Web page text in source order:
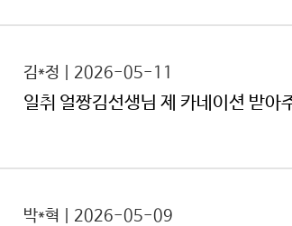
김*정 | 2026-05-11
일취 얼짱김선생님 제 카네이션 받아
박*혁 | 2026-05-09